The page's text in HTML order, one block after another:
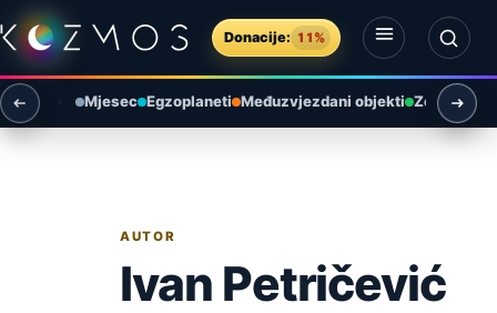
Preskoči na sadržaj
Donacije: 11%
Otvori izbornik
Otvori pretragu
Mjesec Egzoplaneti Međuzvjezdani objekti Zemlja i
AUTOR
Ivan Petričević